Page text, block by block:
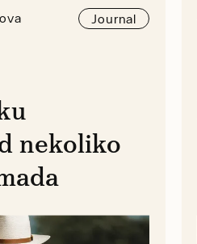
Journal
nekoliko